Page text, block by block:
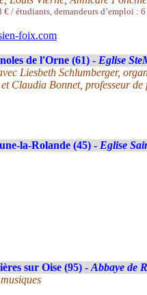
/ étudiants, demandeurs d’emploi :
foix.com
de l'Orne (61) - Eglise
Liesbeth Schlumberger,
Claudia Bonnet, professeur
la-Rolande (45) - Eglise
sur Oise (95) - Abbaye de